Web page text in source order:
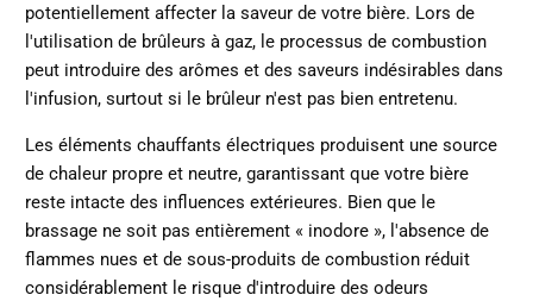
potentiellement affecter la saveur de votre bière. Lors de
l'utilisation de brûleurs à gaz, le processus de combustion
peut introduire des arômes et des saveurs indésirables dans
l'infusion, surtout si le brûleur n'est pas bien entretenu.
Les éléments chauffants électriques produisent une source
de chaleur propre et neutre, garantissant que votre bière
reste intacte des influences extérieures. Bien que le
brassage ne soit pas entièrement « inodore », l'absence de
flammes nues et de sous-produits de combustion réduit
considérablement le risque d'introduire des odeurs